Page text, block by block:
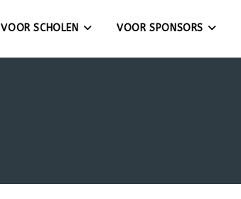
VOOR SCHOLEN VOOR SPONSORS